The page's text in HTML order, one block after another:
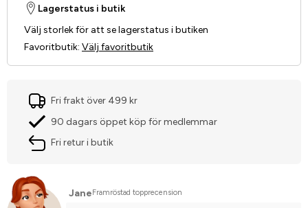
Lagerstatus i butik
Välj storlek för att se lagerstatus i butiken
Favoritbutik: Välj favoritbutik
Fri frakt över 499 kr
90 dagars öppet köp för medlemmar
Fri retur i butik
Jane Framröstad topprecension